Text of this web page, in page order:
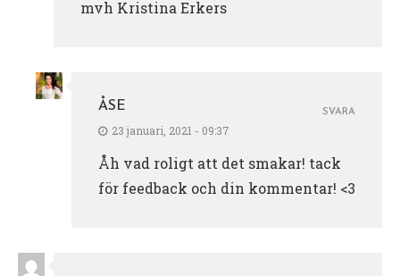
mvh Kristina Erkers
ÅSE
23 januari, 2021 - 09:37
Åh vad roligt att det smakar! tack
för feedback och din kommentar! <3
SVARA